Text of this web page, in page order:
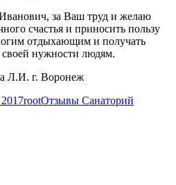
за Ваш труд и желаю
счастья и приносить пользу
отдыхающим и получать
своей нужности людям.
Л.И. г. Воронеж
Автор
rootРубрики
Отзывы Санаторий